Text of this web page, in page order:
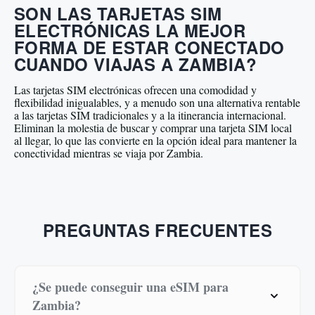
SON LAS TARJETAS SIM
ELECTRÓNICAS LA MEJOR
FORMA DE ESTAR CONECTADO
CUANDO VIAJAS A ZAMBIA?
Las tarjetas SIM electrónicas ofrecen una comodidad y
flexibilidad inigualables, y a menudo son una alternativa rentable
a las tarjetas SIM tradicionales y a la itinerancia internacional.
Eliminan la molestia de buscar y comprar una tarjeta SIM local
al llegar, lo que las convierte en la opción ideal para mantener la
conectividad mientras se viaja por Zambia.
PREGUNTAS FRECUENTES
¿Se puede conseguir una eSIM para
Zambia?